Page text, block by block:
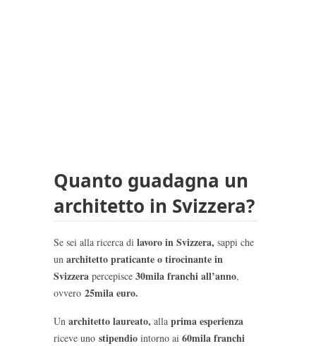
Quanto guadagna un
architetto in Svizzera?
Se sei alla ricerca di lavoro in Svizzera, sappi che
un architetto praticante o tirocinante in
Svizzera percepisce 30mila franchi all’anno,
ovvero 25mila euro.
Un architetto laureato, alla prima esperienza
riceve uno stipendio intorno ai 60mila franchi